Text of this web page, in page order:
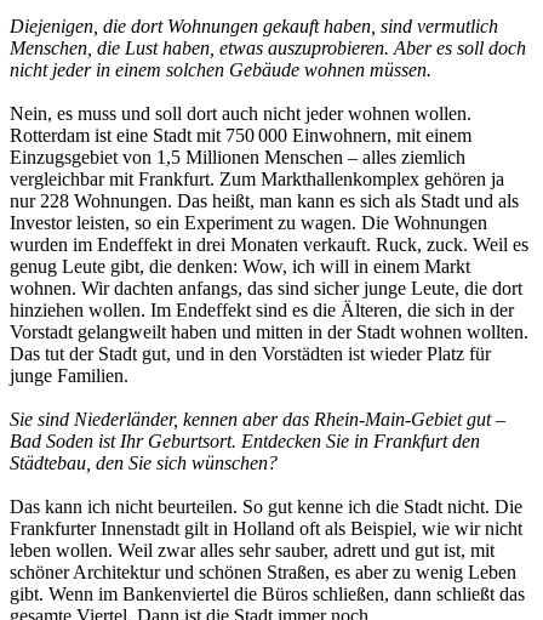
Diejenigen, die dort Wohnungen gekauft haben, sind vermutlich
Menschen, die Lust haben, etwas auszuprobieren. Aber es soll doch
nicht jeder in einem solchen Gebäude wohnen müssen.
Nein, es muss und soll dort auch nicht jeder wohnen wollen.
Rotterdam ist eine Stadt mit 750 000 Einwohnern, mit einem
Einzugsgebiet von 1,5 Millionen Menschen – alles ziemlich
vergleichbar mit Frankfurt. Zum Markthallenkomplex gehören ja
nur 228 Wohnungen. Das heißt, man kann es sich als Stadt und als
Investor leisten, so ein Experiment zu wagen. Die Wohnungen
wurden im Endeffekt in drei Monaten verkauft. Ruck, zuck. Weil es
genug Leute gibt, die denken: Wow, ich will in einem Markt
wohnen. Wir dachten anfangs, das sind sicher junge Leute, die dort
hinziehen wollen. Im Endeffekt sind es die Älteren, die sich in der
Vorstadt gelangweilt haben und mitten in der Stadt wohnen wollten.
Das tut der Stadt gut, und in den Vorstädten ist wieder Platz für
junge Familien.
Sie sind Niederländer, kennen aber das Rhein-Main-Gebiet gut –
Bad Soden ist Ihr Geburtsort. Entdecken Sie in Frankfurt den
Städtebau, den Sie sich wünschen?
Das kann ich nicht beurteilen. So gut kenne ich die Stadt nicht. Die
Frankfurter Innenstadt gilt in Holland oft als Beispiel, wie wir nicht
leben wollen. Weil zwar alles sehr sauber, adrett und gut ist, mit
schöner Architektur und schönen Straßen, es aber zu wenig Leben
gibt. Wenn im Bankenviertel die Büros schließen, dann schließt das
gesamte Viertel. Dann ist die Stadt immer noch